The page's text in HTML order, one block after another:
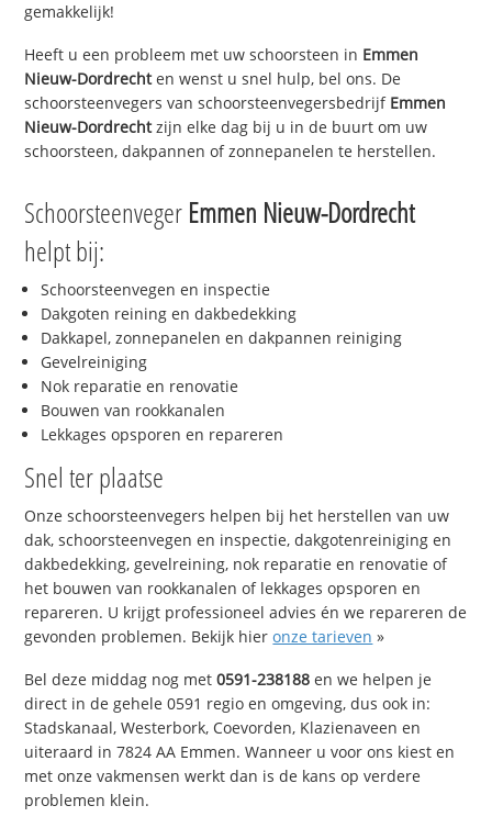
gemakkelijk!
Heeft u een probleem met uw schoorsteen in Emmen
Nieuw-Dordrechten wenst u snel hulp, bel ons. De
schoorsteenvegers van schoorsteenvegersbedrijf Emmen
Nieuw-Dordrechtzijn elke dag bij u in de buurt om uw
schoorsteen, dakpannen of zonnepanelen te herstellen.
Schoorsteenveger Emmen Nieuw-Dordrecht
helpt bij:
Schoorsteenvegen en inspectie
Dakgoten reining en dakbedekking
Dakkapel, zonnepanelen en dakpannen reiniging
Gevelreiniging
Nok reparatie en renovatie
Bouwen van rookkanalen
Lekkages opsporen en repareren
Snel ter plaatse
Onze schoorsteenvegers helpen bij het herstellen van uw
dak, schoorsteenvegen en inspectie, dakgotenreiniging en
dakbedekking, gevelreining, nok reparatie en renovatie of
het bouwen van rookkanalen of lekkages opsporen en
repareren. U krijgt professioneel advies én we repareren de
gevonden problemen. Bekijk hieronze tarieven »
Bel deze middag nog met0591-238188 en we helpen je
direct in de gehele 0591 regio en omgeving, dus ook in:
Stadskanaal, Westerbork, Coevorden, Klazienaveen en
uiteraard in 7824 AA Emmen. Wanneer u voor ons kiest en
met onze vakmensen werkt dan is de kans op verdere
problemen klein.